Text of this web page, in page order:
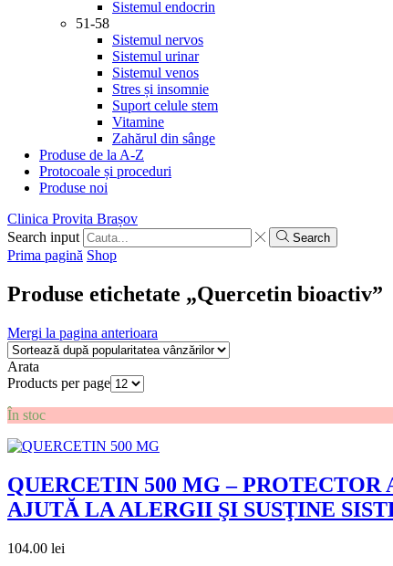
Sistemul endocrin
51-58
Sistemul nervos
Sistemul urinar
Sistemul venos
Stres și insomnie
Suport celule stem
Vitamine
Zahărul din sânge
Produse de la A-Z
Protocoale și proceduri
Produse noi
Clinica Provita Brașov
Search input
Search
Prima pagină Shop
Produse etichetate „Quercetin bioactiv”
Mergi la pagina anterioara
Arata
Products per page
În stoc
QUERCETIN 500 MG –
AJUTĂ LA ALERGII ŞI SUSŢINE
104.00 lei